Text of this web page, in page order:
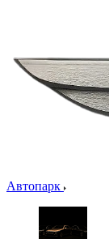
Автопарк